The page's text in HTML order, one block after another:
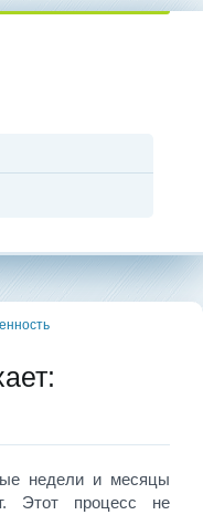
недели и месяцы
Этот процесс не